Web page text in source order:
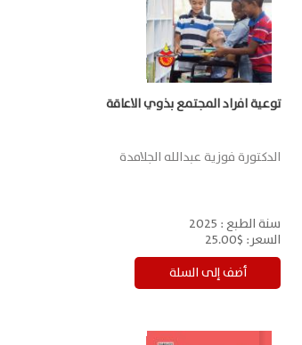
توعية افراد المجتمع بذوي الاعاقة
الدكتورة فوزية عبدالله الجلامدة
سنة الطبع : 2025
السعر: $25.00